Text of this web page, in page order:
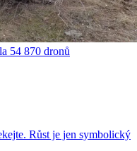
54 870 dronů
Růst je jen symbolický